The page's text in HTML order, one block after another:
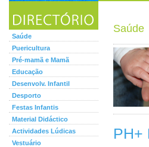
Saúde
Puericultura
Pré-mamã e Mamã
Educação
Desenvolv. Infantil
Desporto
Festas Infantis
Material Didáctico
Actividades Lúdicas
Vestuário
Saúde
PH+